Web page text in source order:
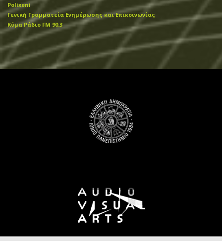
Polixeni
Γενική Γραμματεία Ενημέρωσης και Επικοινωνίας
Κύμα Ράδιο FM 90.3